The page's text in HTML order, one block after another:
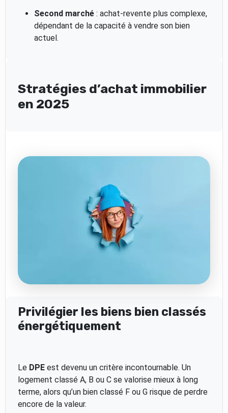
Second marché: achat-revente plus complexe,
dépendant de la capacité à vendre son bien
actuel.
Stratégies d’achat immobilier
en 2025
Privilégier les biens bien classés
énergétiquement
Le DPEest devenu un critère incontournable. Un
logement classé A, B ou C se valorise mieux à long
terme, alors qu’un bien classé F ou G risque de perdre
encore de la valeur.